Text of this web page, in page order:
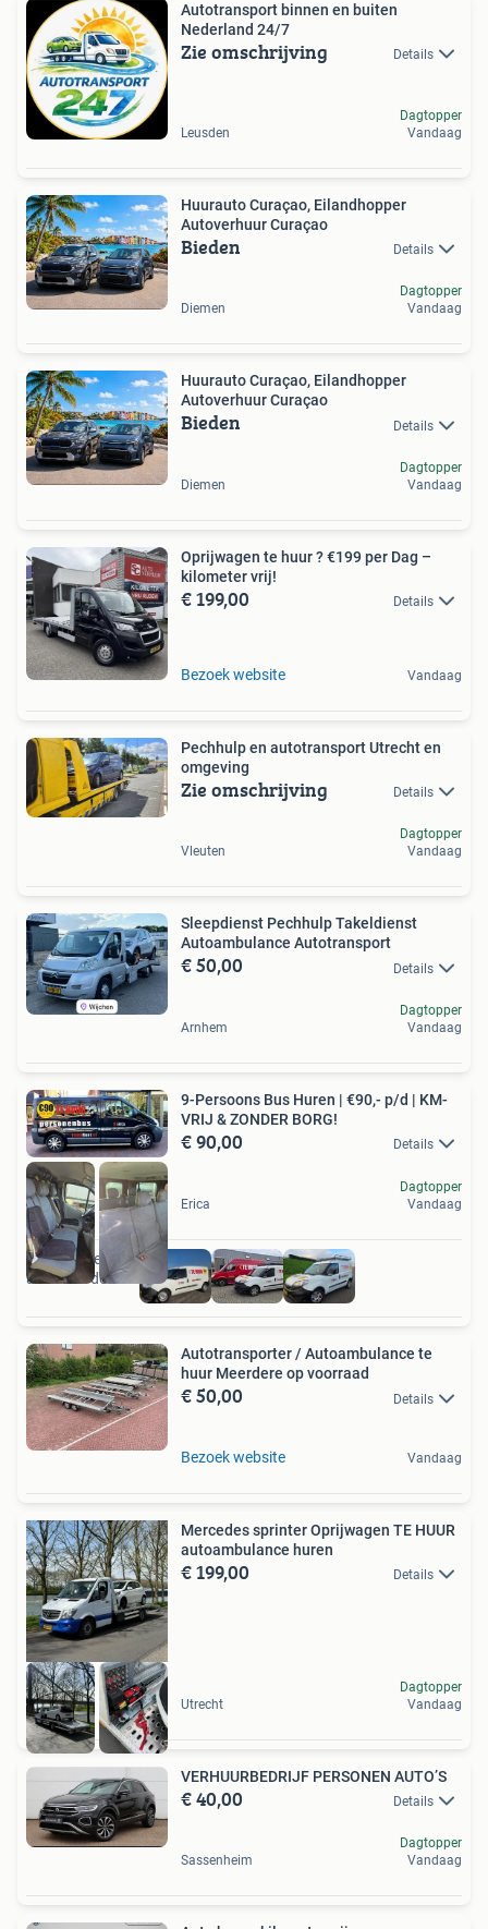
Autotransport binnen en buiten
Nederland 24/7
Zie omschrijving Details
Leusden
Dagtopper
Vandaag
Huurauto Curaçao, Eilandhopper
Autoverhuur Curaçao
Bieden Details
Diemen
Dagtopper
Vandaag
Huurauto Curaçao, Eilandhopper
Autoverhuur Curaçao
Bieden Details
Diemen
Dagtopper
Vandaag
Oprijwagen te huur ? €199 per Dag –
kilometer ­vrij!
€ 199,00 Details
Bezoek website Vandaag
Pechhulp en autotransport Utrecht en
omgeving
Zie omschrijving Details
Vleuten
Dagtopper
Vandaag
Sleepdienst Pechhulp Takeldienst
Autoambulance Autotransport
€ 50,00 Details
Arnhem
Dagtopper
Vandaag
9-Persoons Bus Huren | €90,- p/d | KM-
VRIJ & ZONDER BORG!
€ 90,00 Details
Erica
Dagtopper
Vandaag
Ook van deze
adverteerder
Autotransporter / Autoambulance te
huur Meerdere op voorraad
€ 50,00 Details
Bezoek website Vandaag
Mercedes sprinter Oprijwagen TE HUUR
autoambulance huren
€ 199,00 Details
Utrecht
Dagtopper
Vandaag
VERHUURBEDRIJF PERSONEN AUTO’S
€ 40,00 Details
Sassenheim
Dagtopper
Vandaag